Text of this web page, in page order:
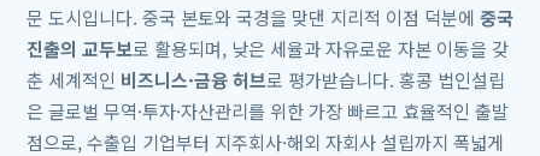
문 도시입니다. 중국 본토와 국경을 맞댄 지리적 이점 덕분에 중국
진출의 교두보로 활용되며, 낮은 세율과 자유로운 자본 이동을 갖
춘 세계적인 비즈니스·금융 허브로 평가받습니다. 홍콩 법인설립
은 글로벌 무역·투자·자산관리를 위한 가장 빠르고 효율적인 출발
점으로, 수출입 기업부터 지주회사·해외 자회사 설립까지 폭넓게